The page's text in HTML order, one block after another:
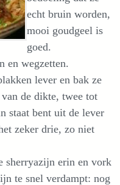
echt bruin worden,
mooi goudgeel is
goed.
en wegzetten.
lever en bak ze
de dikte, twee tot
staat bent uit de lever
zeker drie, zo niet
sherryazijn erin en vork
te snel verdampt: nog